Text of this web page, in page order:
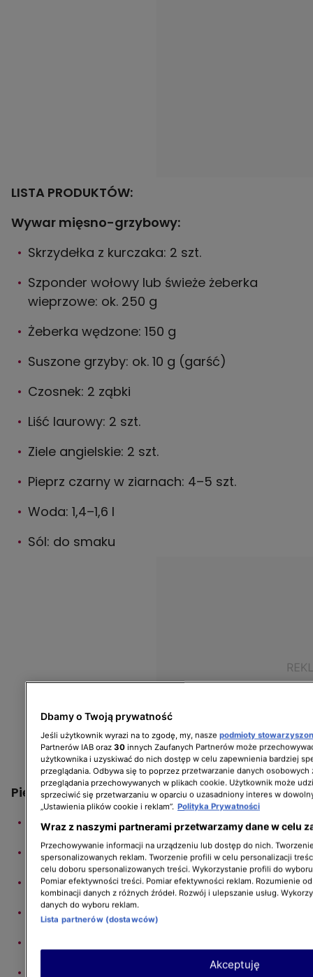
LISTA PRODUKTÓW:
Wywar mięsno-grzybowy:
Skrzydełka z kurczaka: 2 szt.
Szponder wołowy lub świeże żeberka
wieprzowe: ok. 250 g
Żeberka wędzone: 150 g
Suszone grzyby: ok. 10 g (garść)
Czosnek: 2 ząbki
Liść laurowy: 2 szt.
Ziele angielskie: 2 szt.
Pieprz czarny w ziarnach: 4–5 szt.
Woda: 1,4–1,6 l
Sól: do smaku
Pieczone warzywa:
Marchew: 1 szt.
Pietruszka korzeń: 1 szt.
Seler: 1/4 dużego (ok. 200–250 g)
Cebula: 1 szt. (przekrojona)
Dbamy o Twoją prywatność
Jeśli użytkownik wyrazi na to zgodę, my, nasze podmioty
Partnerów IAB oraz 30 innych Zaufanych Partnerów może
użytkownika i uzyskiwać do nich dostęp w celu zapewnienia bardziej
przeglądania. Odbywa się to poprzez przetwarzanie danych osobowych
przeglądania przechowywanych w plikach cookie. Użytkownik może
sprzeciwić się przetwarzaniu w oparciu o uzasadniony interes w
„Ustawienia plików cookie i reklam”. Polityka Prywatności
Wraz z naszymi partnerami przetwarzamy dane w celu
Przechowywanie informacji na urządzeniu lub dostęp do nich.
spersonalizowanych reklam. Tworzenie profili w celu personalizacji
celu doboru spersonalizowanych treści. Wykorzystanie profili do
Pomiar efektywności treści. Pomiar efektywności reklam. Rozumienie
kombinacji danych z różnych źródeł. Rozwój i ulepszanie usług.
danych do wyboru reklam.
Lista partnerów (dostawców)
Akceptuję